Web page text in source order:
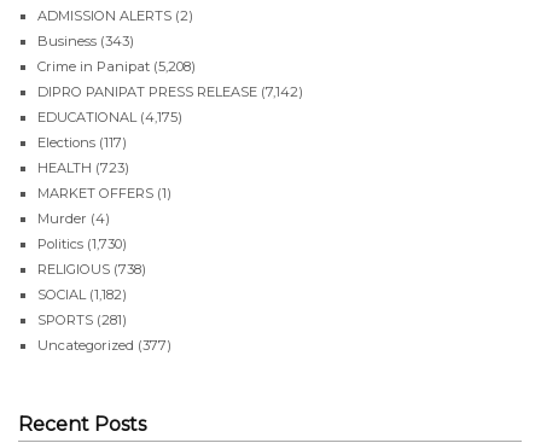
ADMISSION ALERTS (2)
Business (343)
Crime in Panipat (5,208)
DIPRO PANIPAT PRESS RELEASE (7,142)
EDUCATIONAL (4,175)
Elections (117)
HEALTH (723)
MARKET OFFERS (1)
Murder (4)
Politics (1,730)
RELIGIOUS (738)
SOCIAL (1,182)
SPORTS (281)
Uncategorized (377)
Recent Posts